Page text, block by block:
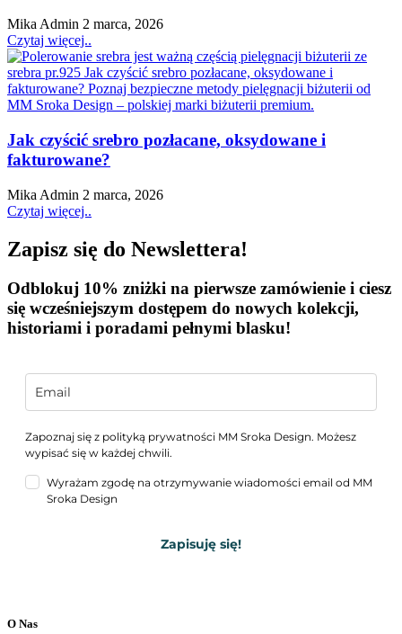
Mika Admin 2 marca, 2026
Czytaj więcej..
Jak czyścić srebro pozłacane, oksydowane i
fakturowane?
Mika Admin 2 marca, 2026
Czytaj więcej..
Zapisz się do Newslettera!
Odblokuj 10% zniżki na pierwsze zamówienie i ciesz
się wcześniejszym dostępem do nowych kolekcji,
historiami i poradami pełnymi blasku!
Zapoznaj się z polityką prywatności MM Sroka Design. Możesz
wypisać się w każdej chwili.
Wyrażam zgodę na otrzymywanie wiadomości email od MM
Sroka Design
Zapisuję się!
O Nas